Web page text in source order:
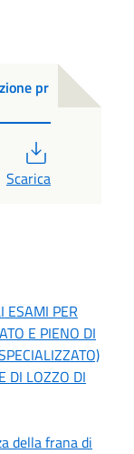
pr
Scarica
ESAMI PER
E PIENO DI
DI LOZZO DI
della frana di